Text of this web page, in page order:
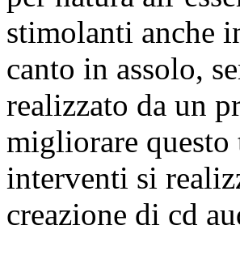
stimolanti anche
canto in assolo,
realizzato da un
migliorare
interventi si
creazione di cd